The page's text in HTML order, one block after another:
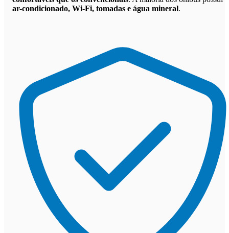
ar-condicionado, Wi-Fi, tomadas e água mineral.